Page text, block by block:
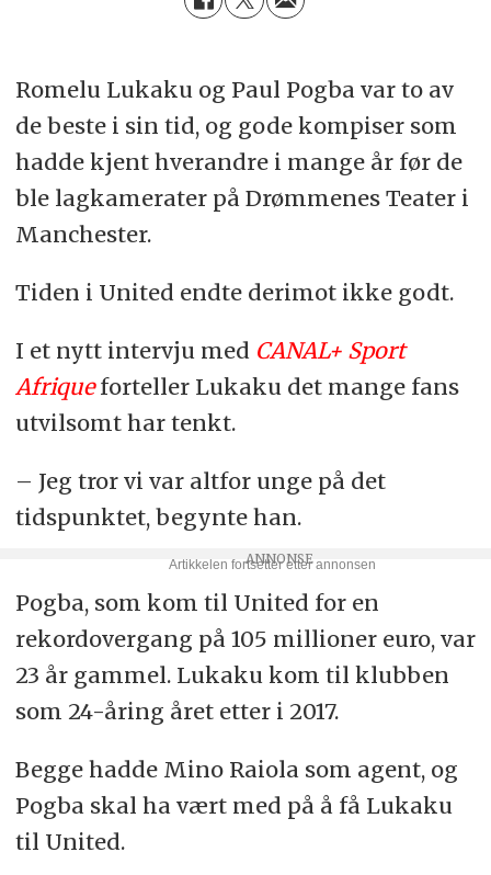
Romelu Lukaku og Paul Pogba var to av
de beste i sin tid, og gode kompiser som
hadde kjent hverandre i mange år før de
ble lagkamerater på Drømmenes Teater i
Manchester.
Tiden i United endte derimot ikke godt.
I et nytt intervju med CANAL+ Sport
Afriqueforteller Lukaku det mange fans
utvilsomt har tenkt.
– Jeg tror vi var altfor unge på det
tidspunktet, begynte han.
Pogba, som kom til United for en
rekordovergang på 105 millioner euro, var
23 år gammel. Lukaku kom til klubben
som 24-åring året etter i 2017.
Begge hadde Mino Raiola som agent, og
Pogba skal ha vært med på å få Lukaku
til United.